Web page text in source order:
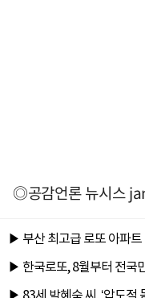
◎공감언론 뉴시스